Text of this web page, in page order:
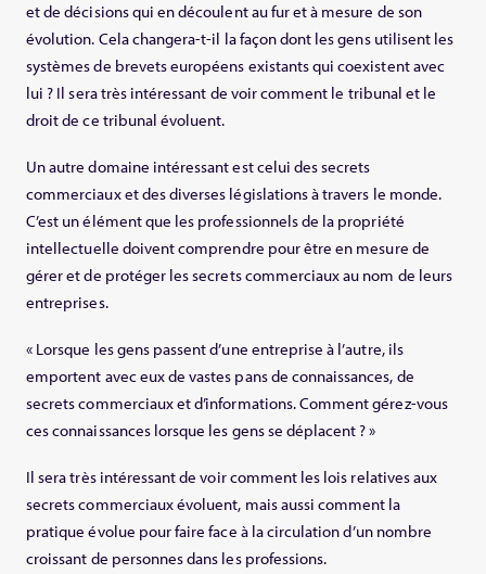
et de décisions qui en découlent au fur et à mesure de son
évolution. Cela changera-t-il la façon dont les gens utilisent les
systèmes de brevets européens existants qui coexistent avec
lui ? Il sera très intéressant de voir comment le tribunal et le
droit de ce tribunal évoluent.
Un autre domaine intéressant est celui des secrets
commerciaux et des diverses législations à travers le monde.
C’est un élément que les professionnels de la propriété
intellectuelle doivent comprendre pour être en mesure de
gérer et de protéger les secrets commerciaux au nom de leurs
entreprises.
« Lorsque les gens passent d’une entreprise à l’autre, ils
emportent avec eux de vastes pans de connaissances, de
secrets commerciaux et d’informations. Comment gérez-vous
ces connaissances lorsque les gens se déplacent ? »
Il sera très intéressant de voir comment les lois relatives aux
secrets commerciaux évoluent, mais aussi comment la
pratique évolue pour faire face à la circulation d’un nombre
croissant de personnes dans les professions.